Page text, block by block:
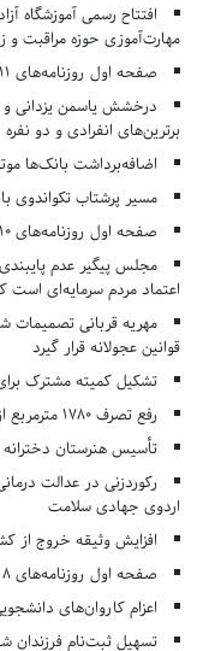
افتتاح رسمی آموزشگاه
مهارت‌آموزی حوزه مراقبت و
صفحه اول روزنامه‌های 11 مرداد 1405
درخشش یاسمن یزدانی و
برترین‌های انفرادی و دو نفره
اضافه‌برداشت بانک‌ها
مسیر پرشتاب تکواندوی
صفحه اول روزنامه‌های 10 مرداد 1405
مجلس پیگیر عدم
اعتماد مردم سرمایه‌ای است
مهریه قربانی تصمیمات
قوانین عجولانه قرار گیرد
تشکیل کمیته مشترک
رفع تصرف ۱۷۸۰ مترمربع از اراضی ملی روستای سرودار کرج
تأسیس هنرستان
اردوی جهادی سلامت
افزایش وثیقه خروج از کشور
صفحه اول روزنامه‌های 8 مرداد 1405
اعزام کاروان‌های
تسهیل ثبت‌نام